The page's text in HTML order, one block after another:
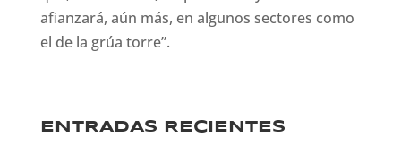
afianzará, aún más, en algunos sectores como
el de la grúa torre”.
ENTRADAS RECIENTES